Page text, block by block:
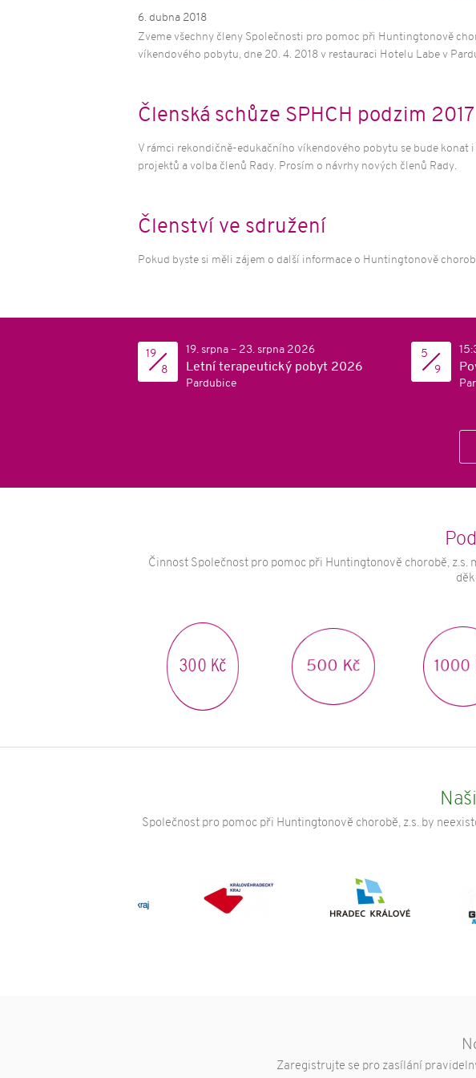
6. dubna 2018
Zveme všechny členy Společnosti pro pomoc při Huntingtonově
víkendového pobytu, dne 20. 4. 2018 v restauraci Hotelu Labe v
Členská schůze SPHCH podzim 2017
V rámci rekondičně-edukačního víkendového pobytu se bude konat
projektů a volba členů Rady. Prosím o návrhy nových členů Rady.
Členství ve sdružení
Pokud byste si měli zájem o další informace o Huntingtonově
Spolupracující
poskytovatelé sociálních
19
8
19. srpna – 23. srpna 2026
Letní terapeutický pobyt 2026
Pardubice
5
9
Činnost Společnost pro pomoc při Huntingtonově chorobě,
300 Kč 500 Kč 1000
Společnost pro pomoc při Huntingtonově chorobě, z.s. by
Zaregistrujte se pro zasílání